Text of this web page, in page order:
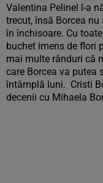
Valentina Pelinel l-a
trecut, însă Borcea
în închisoare. Cu
buchet imens de flori
mai multe rânduri că
care Borcea va putea
întâmplă luni. Cristi
decenii cu Mihaela